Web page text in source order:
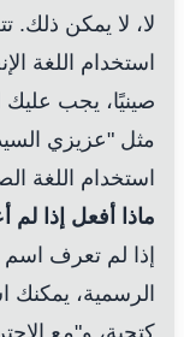
استخدام اللغة
صينيًا، يجب عليك
مثل "عزيزي
استخدام اللغة
ماذا أفعل إذا
إذا لم تعرف
الرسمية، يمكنك